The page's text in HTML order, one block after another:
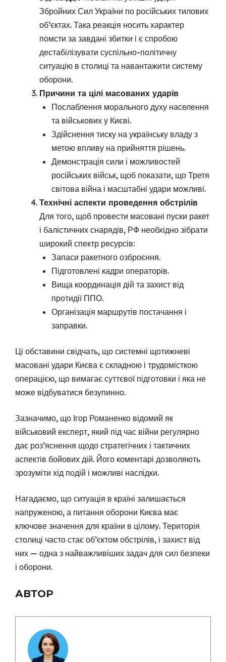
Збройних Сил України по російських тилових
об’єктах. Така реакція носить характер
помсти за завдані збитки і є спробою
дестабілізувати суспільно-політичну
ситуацію в столиці та навантажити систему
оборони.
Причини та цілі масованих ударів
Послаблення морального духу населення
та військових у Києві.
Здійснення тиску на українську владу з
метою впливу на прийняття рішень.
Демонстрація сили і можливостей
російських військ, щоб показати, що Третя
світова війна і масштабні удари можливі.
Технічні аспекти проведення обстрілів
Для того, щоб провести масовані пуски ракет
і балістичних снарядів, РФ необхідно зібрати
широкий спектр ресурсів:
Запаси ракетного озброєння.
Підготовлені кадри операторів.
Вища координація дій та захист від
протидії ППО.
Організація маршрутів постачання і
заправки.
Ці обставини свідчать, що системні щотижневі
масовані удари Києва є складною і трудомісткою
операцією, що вимагає суттєвої підготовки і яка не
може відбуватися безупинно.
Зазначимо, що Ігор Романенко відомий як
військовий експерт, який під час війни регулярно
дає роз’яснення щодо стратегічних і тактичних
аспектів бойових дій. Його коментарі дозволяють
зрозуміти хід подій і можливі наслідки.
Нагадаємо, що ситуація в країні залишається
напруженою, а питання оборони Києва має
ключове значення для країни в цілому. Територія
столиці часто стає об’єктом обстрілів, і захист від
них — одна з найважливіших задач для сил безпеки
і оборони.
АВТОР